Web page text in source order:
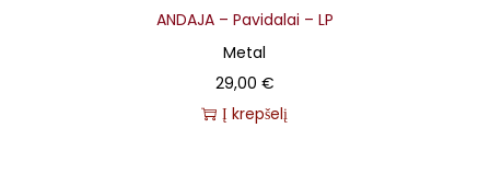
ANDAJA – Pavidalai – LP
Metal
29,00 €
Į krepšelį